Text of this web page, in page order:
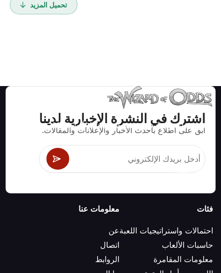
تحميل المزيد
اشترك في النشرة الإخبارية لدينا
ابق على اطلاع بأحدث الأخبار والإعلانات والمقالات.
استراتيجيات ومعلومات صحيحة رياضيا لألعاب الكازينو مثل
البلاك جاك وكرابس والروليت ومئات الألعاب الأخرى التي
يمكن لعبها.
فئات
احتمالات واستراتيجيات اللعبة
حاسبات الألعاب
معلومات المقامرة
معلومات عنا
عن
اتصال
الروابط